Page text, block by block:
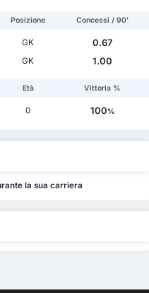
Posizione Concessi / 90'
GK
0.67
GK 1.00
Età Vittoria %
0 100%
la sua carriera